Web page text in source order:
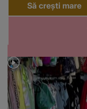
Să crești mare